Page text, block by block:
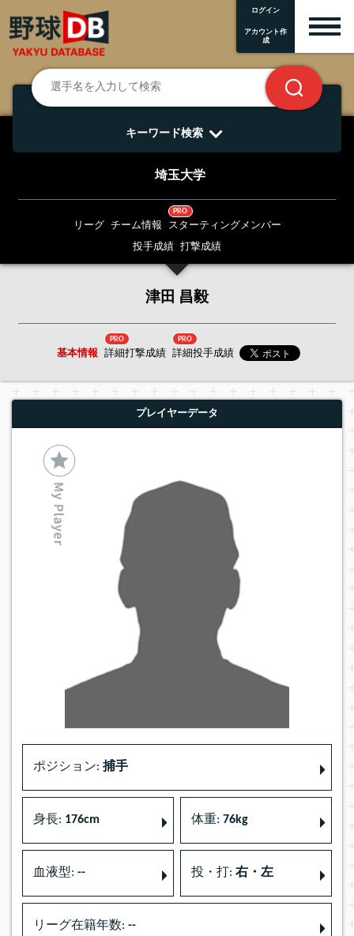
ログイン
アカウント作
成
キーワード検索
埼玉大学
リーグ チーム情報
PRO
スターティングメンバー
投手成績 打撃成績
津田 昌毅
基本情報
PRO
詳細打撃成績
PRO
詳細投手成績
プレイヤーデータ
ポジション: 捕手
身長: 176cm 体重: 76kg
血液型: -- 投・打: 右・左
リーグ在籍年数: --